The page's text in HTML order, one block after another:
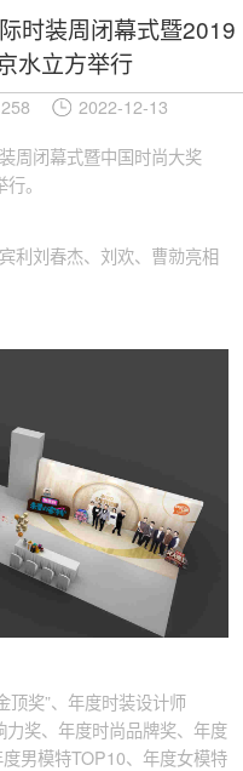
时装周闭幕式暨2019
水立方举行
258 2022-12-13
周闭幕式暨中国时尚大奖
。
利刘春杰、刘欢、曹勍亮相
顶奖”、年度时装设计师
奖、年度时尚品牌奖、年度
男模特TOP10、年度女模特